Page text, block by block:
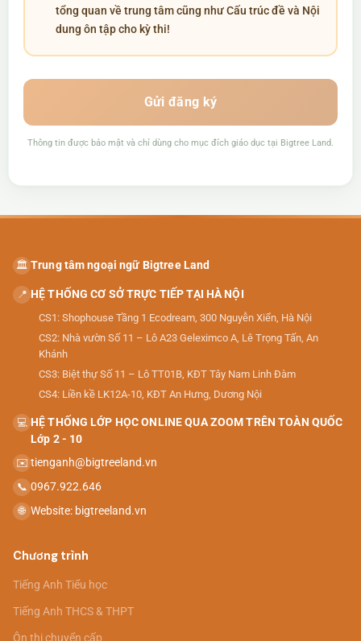
tổng quan về trung tâm cũng như Cấu trúc đề và Nội
dung ôn tập cho kỳ thi!
Gửi đăng ký
Thông tin được bảo mật và chỉ dùng cho mục đích giáo dục tại Bigtree Land.
🏛️ Trung tâm ngoại ngữ Bigtree Land
📍 HỆ THỐNG CƠ SỞ TRỰC TIẾP TẠI HÀ NỘI
CS1: Shophouse Tầng 1 Ecodream, 300 Nguyễn Xiển, Hà Nội
CS2: Nhà vườn Số 11 – Lô A23 Geleximco A, Lê Trọng Tấn, An
Khánh
CS3: Biệt thự Số 11 – Lô TT01B, KĐT Tây Nam Linh Đàm
CS4: Liền kề LK12A-10, KĐT An Hưng, Dương Nội
💻 HỆ THỐNG LỚP HỌC ONLINE QUA ZOOM TRÊN TOÀN QUỐC
Lớp 2 - 10
✉️ tienganh@bigtreeland.vn
📞 0967.922.646
🌐 Website: bigtreeland.vn
Chương trình
Tiếng Anh Tiểu học
Tiếng Anh THCS & THPT
Ôn thi chuyển cấp